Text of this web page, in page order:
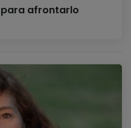
para afrontarlo